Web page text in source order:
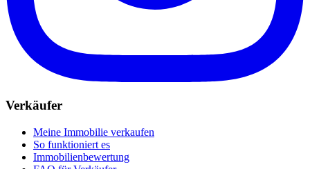
Verkäufer
Meine Immobilie verkaufen
So funktioniert es
Immobilienbewertung